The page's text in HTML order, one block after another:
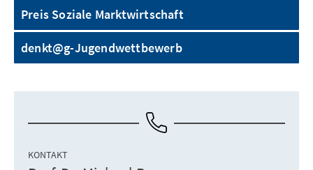
Preis Soziale Marktwirtschaft
denkt@g-Jugendwettbewerb
KONTAKT